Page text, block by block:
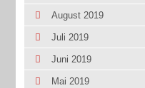
August 2019
Juli 2019
Juni 2019
Mai 2019